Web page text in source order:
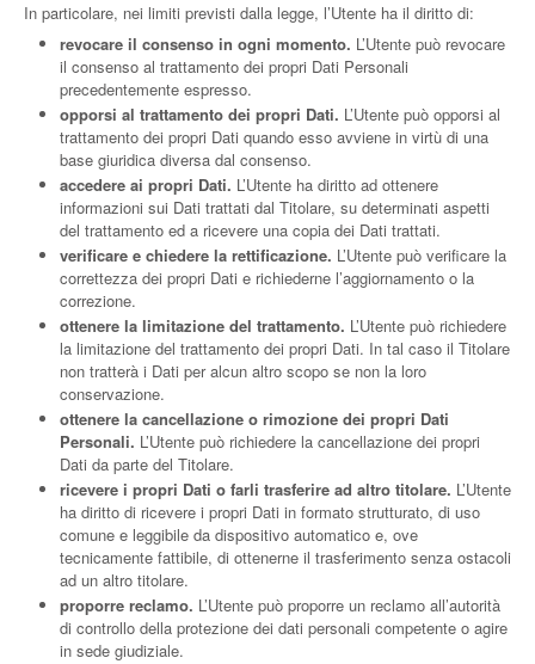
In particolare, nei limiti previsti dalla legge, l’Utente ha il diritto di:
revocare il consenso in ogni momento. L’Utente può revocare
il consenso al trattamento dei propri Dati Personali
precedentemente espresso.
opporsi al trattamento dei propri Dati. L’Utente può opporsi al
trattamento dei propri Dati quando esso avviene in virtù di una
base giuridica diversa dal consenso.
accedere ai propri Dati. L’Utente ha diritto ad ottenere
informazioni sui Dati trattati dal Titolare, su determinati aspetti
del trattamento ed a ricevere una copia dei Dati trattati.
verificare e chiedere la rettificazione. L’Utente può verificare la
correttezza dei propri Dati e richiederne l’aggiornamento o la
correzione.
ottenere la limitazione del trattamento. L’Utente può richiedere
la limitazione del trattamento dei propri Dati. In tal caso il Titolare
non tratterà i Dati per alcun altro scopo se non la loro
conservazione.
ottenere la cancellazione o rimozione dei propri Dati
Personali. L’Utente può richiedere la cancellazione dei propri
Dati da parte del Titolare.
ricevere i propri Dati o farli trasferire ad altro titolare. L’Utente
ha diritto di ricevere i propri Dati in formato strutturato, di uso
comune e leggibile da dispositivo automatico e, ove
tecnicamente fattibile, di ottenerne il trasferimento senza ostacoli
ad un altro titolare.
proporre reclamo. L’Utente può proporre un reclamo all’autorità
di controllo della protezione dei dati personali competente o agire
in sede giudiziale.